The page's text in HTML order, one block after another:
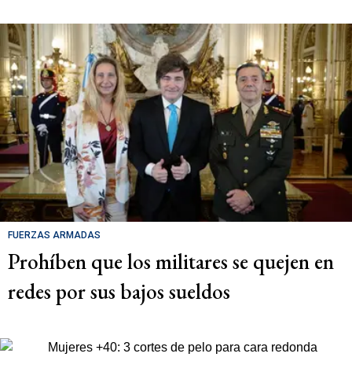
FUERZAS ARMADAS
Prohíben que los militares se quejen en
redes por sus bajos sueldos